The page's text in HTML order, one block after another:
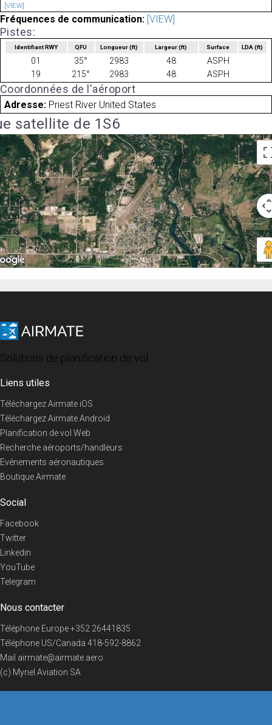
[VIEW]
Fréquences de communication: [VIEW]
Pistes:
Identifiant RWY QFU Longueur(ft) Largeur(ft) Surface LDA(ft)
01 35° 2983 48
ASPH
19
215° 2983 48 ASPH
Coordonnées de l'aéroport
Adresse: Priest River United States
satellite de 1S6
Solutions de planification de vol
Liens utiles
Téléchargez Airmate iOS
Téléchargez Airmate Android
Planification de vol Web
Recherche aéroports/handleurs
Evénements aéronautiques
Boutique Airmate
Social
Facebook
Twitter
Linkedin
YouTube
Telegram
Nous contacter
Téléphone Europe+352 26441835
Téléphone US/Canada 418-592-8862
Mail airmate@airmate.aero
(c) Myriel Aviation SA